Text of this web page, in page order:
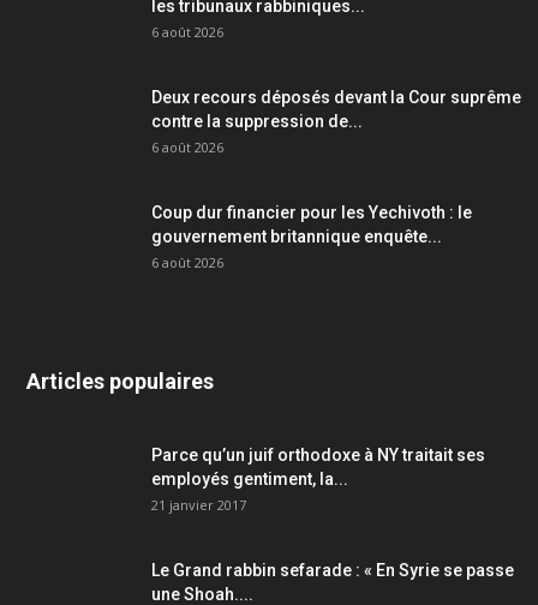
les tribunaux rabbiniques...
6 août 2026
Deux recours déposés devant la Cour suprême
contre la suppression de...
6 août 2026
Coup dur financier pour les Yechivoth : le
gouvernement britannique enquête...
6 août 2026
Articles populaires
Parce qu’un juif orthodoxe à NY traitait ses
employés gentiment, la...
21 janvier 2017
Le Grand rabbin sefarade : « En Syrie se passe
une Shoah....